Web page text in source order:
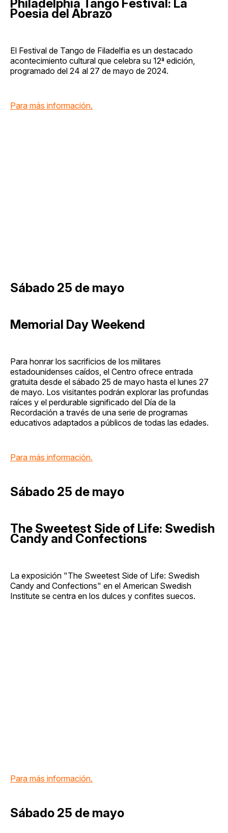
Philadelphia Tango Festival: La
Poesia del Abrazo
El Festival de Tango de Filadelfia es un destacado
acontecimiento cultural que celebra su 12ª edición,
programado del 24 al 27 de mayo de 2024.
Para más información.
Sábado 25 de mayo
Memorial Day Weekend
Para honrar los sacrificios de los militares
estadounidenses caídos, el Centro ofrece entrada
gratuita desde el sábado 25 de mayo hasta el lunes 27
de mayo. Los visitantes podrán explorar las profundas
raíces y el perdurable significado del Día de la
Recordación a través de una serie de programas
educativos adaptados a públicos de todas las edades.
Para más información.
Sábado 25 de mayo
The Sweetest Side of Life: Swedish
Candy and Confections
La exposición "The Sweetest Side of Life: Swedish
Candy and Confections" en el American Swedish
Institute se centra en los dulces y confites suecos.
Para más información.
Sábado 25 de mayo